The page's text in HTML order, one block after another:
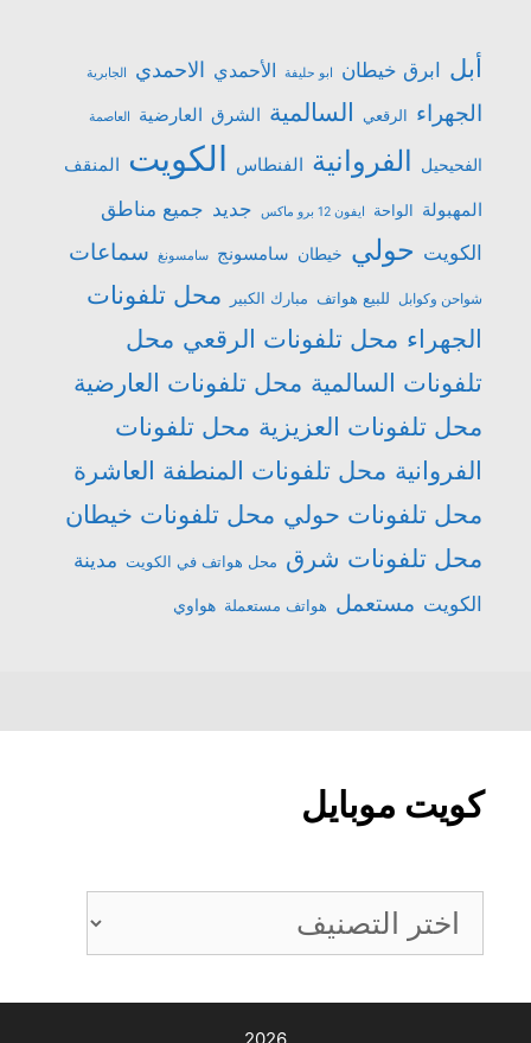
أبل ابرق خيطان ابو حليفة الأحمدي الاحمدي الجابرية
الجهراء الرقعي السالمية الشرق العارضية العاصمة
الفحيحيل الفروانية الفنطاس الكويت المنقف
المهبولة الواحة ايفون 12 برو ماكس جديد جميع مناطق
الكويت حولي خيطان سامسونج سامسونغ سماعات
شواحن وكوابل للبيع هواتف مبارك الكبير
محل تلفونات
الجهراء محل تلفونات الرقعي محل
تلفونات السالمية محل تلفونات العارضية
محل تلفونات العزيزية محل تلفونات
الفروانية محل تلفونات المنطفة العاشرة
محل تلفونات حولي محل تلفونات خيطان
محل تلفونات شرق محل هواتف في الكويت مدينة
الكويت مستعمل هواتف مستعملة هواوي
كويت موبايل
كويت
موبايل
2026